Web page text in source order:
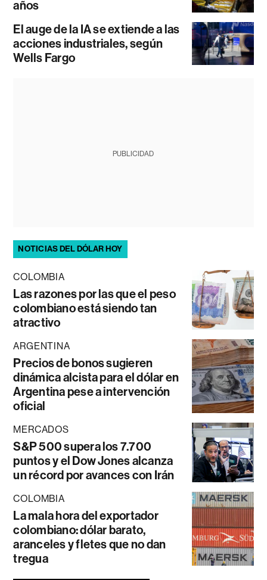
años
El auge de la IA se extiende a las
acciones industriales, según
Wells Fargo
PUBLICIDAD
NOTICIAS DEL DÓLAR HOY
COLOMBIA
Las razones por las que el peso
colombiano está siendo tan
atractivo
ARGENTINA
Precios de bonos sugieren
dinámica alcista para el dólar en
Argentina pese a intervención
oficial
MERCADOS
S&P 500 supera los 7.700
puntos y el Dow Jones alcanza
un récord por avances con Irán
COLOMBIA
La mala hora del exportador
colombiano: dólar barato,
aranceles y fletes que no dan
tregua